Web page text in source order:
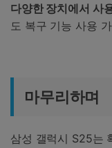
다양한 장치에서 사
도 복구 기능 사용
마무리하며
삼성 갤럭시 S25는